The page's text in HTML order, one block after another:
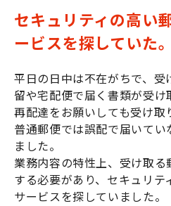
セキュリティの高い
ービスを探していた。
平日の日中は不在がちで、
留や宅配便で届く書類が受け
再配達をお願いしても受け取
普通郵便では誤配で届いてい
ました。
業務内容の特性上、受け取
する必要があり、セキュリテ
サービスを探していました。